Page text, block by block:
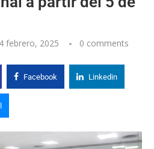
febrero, 2025 0 comments
Facebook Linkedin